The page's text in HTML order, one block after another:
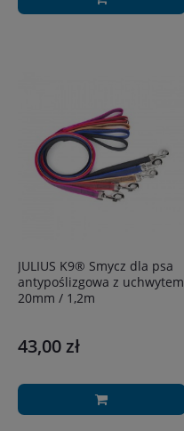
JULIUS K9® Smycz dla psa
antypoślizgowa z uchwytem
20mm / 1,2m
43,00 zł